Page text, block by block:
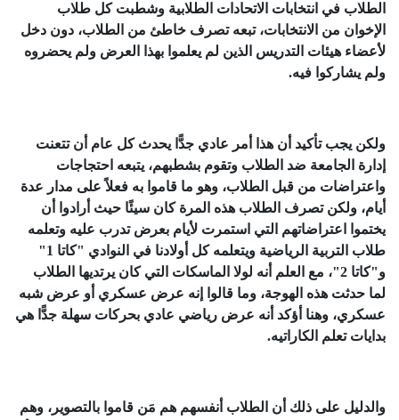
الطلاب في انتخابات الاتحادات الطلابية وشطبت كل طلاب
الإخوان من الانتخابات، تبعه تصرف خاطئ من الطلاب، دون دخل
لأعضاء هيئات التدريس الذين لم يعلموا بهذا العرض ولم يحضروه
ولم يشاركوا فيه.
ولكن يجب تأكيد أن هذا أمر عادي جدًّا يحدث كل عام أن تتعنت
إدارة الجامعة ضد الطلاب وتقوم بشطبهم، يتبعه احتجاجات
واعتراضات من قبل الطلاب، وهو ما قاموا به فعلاً على مدار عدة
أيام، ولكن تصرف الطلاب هذه المرة كان سيئًا حيث أرادوا أن
يختموا اعتراضاتهم التي استمرت لأيام بعرض تدرب عليه وتعلمه
طلاب التربية الرياضية ويتعلمه كل أولادنا في النوادي "كاتا 1"
و"كاتا 2"، مع العلم أنه لولا الماسكات التي كان يرتديها الطلاب
لما حدثت هذه الهوجة، وما قالوا إنه عرض عسكري أو عرض شبه
عسكري، وهنا أؤكد أنه عرض رياضي عادي بحركات سهلة جدًّا هي
بدايات تعلم الكاراتيه.
والدليل على ذلك أن الطلاب أنفسهم هم مَن قاموا بالتصوير، وهم